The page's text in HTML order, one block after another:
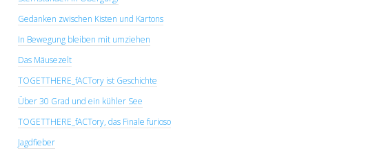
Gedanken zwischen Kisten und Kartons
In Bewegung bleiben mit umziehen
Das Mäusezelt
TOGETTHERE_fACTory ist Geschichte
Über 30 Grad und ein kühler See
TOGETTHERE_fACTory, das Finale furioso
Jagdfieber